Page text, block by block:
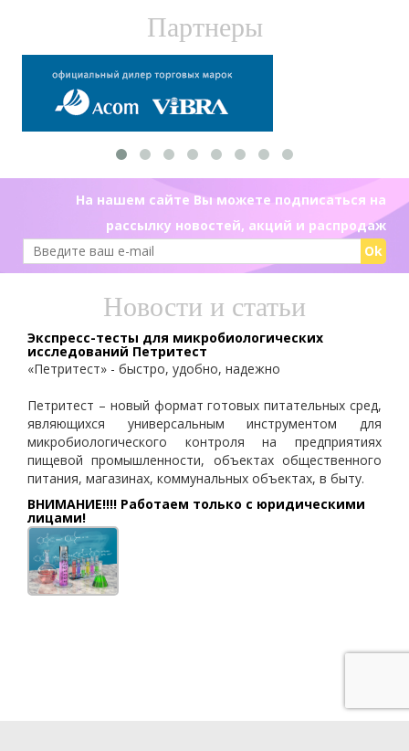
Партнеры
На нашем сайте Вы можете подписаться на
рассылку новостей, акций и распродаж
Ok
Новости и статьи
Экспресс-тесты для микробиологических
исследований Петритест
«Петритест» - быстро, удобно, надежно
Петритест – новый формат готовых питательных сред,
являющихся универсальным инструментом для
микробиологического контроля на предприятиях
пищевой промышленности, объектах общественного
питания, магазинах, коммунальных объектах, в быту.
ВНИМАНИЕ!!!! Работаем только с юридическими
лицами!